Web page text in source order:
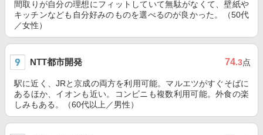
間取りが自分の理想にフィットしていて無駄がなくて、壁紙や
キッチンなども自分好みのものを選べるのが良かった。（50代
／女性）
NTT都市開発 74.3点
駅に近く、JRと京成の両方を利用可能。マルエツがすぐそばに
あるほか、イオンも近い。コンビニも複数利用可能。外食の楽
しみもある。（60代以上／男性）